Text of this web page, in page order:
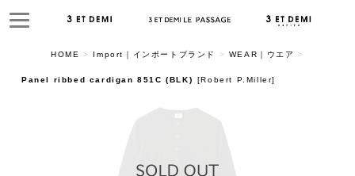
HOME > Import｜インポートブランド > WEAR｜ウエア >
Panel ribbed cardigan 851C (BLK) [Robert P.Miller]